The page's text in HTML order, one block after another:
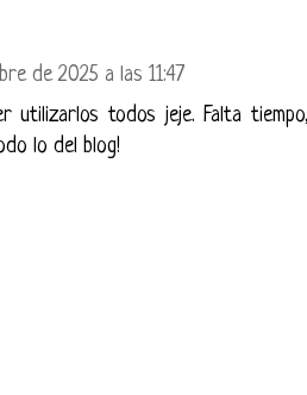
de 2025 a las 11:47
utilizarlos todos jeje. Falta
lo del blog!